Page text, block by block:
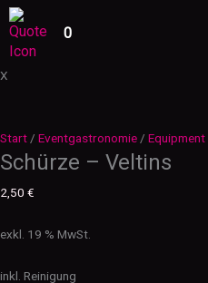
0
X
Start / Eventgastronomie / Equipment
Schürze – Veltins
2,50 €
exkl. 19 % MwSt.
inkl. Reinigung